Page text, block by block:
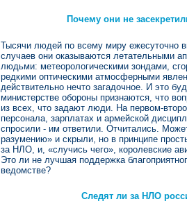
Почему они не
Тысячи людей по всему миру ежесуточно
случаев они оказываются летательными
людьми: метеорологическими зондами,
редкими оптическими атмосферными
действительно нечто загадочное. И это
министерстве обороны признаются, что
из всех, что задают люди. На первом-
персонала, зарплатах и армейской
спросили - им ответили. Отчитались.
разумению» и скрыли, но в принципе
за НЛО, и, «случись чего», королевские
Это ли не лучшая поддержка
ведомстве?
Следят ли за НЛО